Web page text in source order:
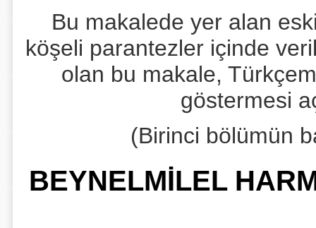
Bu makalede yer alan
köşeli parantezler içinde
olan bu makale,
göstermesi
(Birinci bölümün
BEYNELMİLEL